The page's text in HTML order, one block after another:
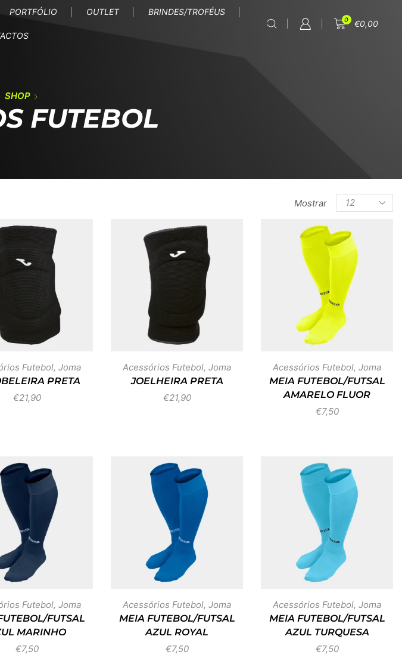
PORTFÓLIO OUTLET BRINDES/TROFÉUS
0 €0,00
SHOP
FUTEBOL
Mostrar
Futebol, Joma
PRETA
€21,90
Acessórios Futebol, Joma
JOELHEIRA PRETA
€21,90
Acessórios Futebol, Joma
MEIA FUTEBOL/FUTSAL
AMARELO FLUOR
€7,50
Futebol, Joma
FUTSAL
MARINHO
€7,50
Acessórios Futebol, Joma
MEIA FUTEBOL/FUTSAL
AZUL ROYAL
€7,50
Acessórios Futebol, Joma
MEIA FUTEBOL/FUTSAL
AZUL TURQUESA
€7,50